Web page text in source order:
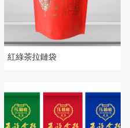
紅綠茶拉鏈袋